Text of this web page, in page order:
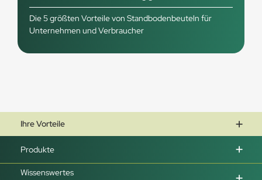
Die 5 größten Vorteile von Standbodenbeuteln für
Unternehmen und Verbraucher
Ihre Vorteile
Produkte
Wissenswertes